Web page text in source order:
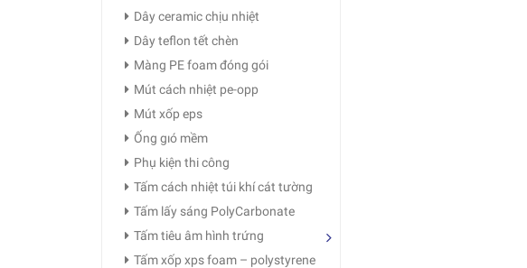
Dây ceramic chịu nhiệt
Dây teflon tết chèn
Màng PE foam đóng gói
Mút cách nhiệt pe-opp
Mút xốp eps
Ống gıó mềm
Phụ kiện thi công
Tấm cách nhiệt túi khí cát tường
Tấm lấy sáng PolyCarbonate
Tấm tiêu âm hình trứng
Tấm xốp xps foam – polystyrene